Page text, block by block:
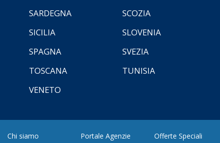
SARDEGNA
SCOZIA
SICILIA
SLOVENIA
SPAGNA
SVEZIA
TOSCANA
TUNISIA
VENETO
Chi siamo
Portale Agenzie
Offerte Speciali